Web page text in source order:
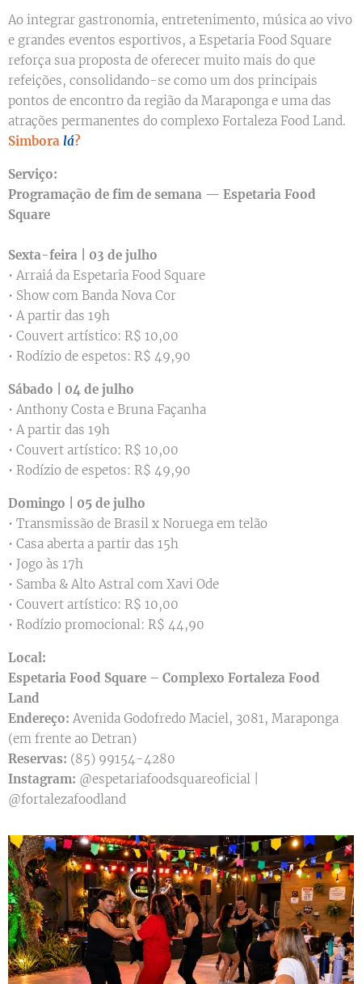
Ao integrar gastronomia, entretenimento, música ao vivo
e grandes eventos esportivos, a Espetaria Food Square
reforça sua proposta de oferecer muito mais do que
refeições, consolidando-se como um dos principais
pontos de encontro da região da Maraponga e uma das
atrações permanentes do complexo Fortaleza Food Land.
Simbora lá?
Serviço:
Programação de fim de semana — Espetaria Food
Square
Sexta-feira | 03 de julho
• Arraiá da Espetaria Food Square
• Show com Banda Nova Cor
• A partir das 19h
• Couvert artístico: R$ 10,00
• Rodízio de espetos: R$ 49,90
Sábado | 04 de julho
• Anthony Costa e Bruna Façanha
• A partir das 19h
• Couvert artístico: R$ 10,00
• Rodízio de espetos: R$ 49,90
Domingo | 05 de julho
• Transmissão de Brasil x Noruega em telão
• Casa aberta a partir das 15h
• Jogo às 17h
• Samba & Alto Astral com Xavi Ode
• Couvert artístico: R$ 10,00
• Rodízio promocional: R$ 44,90
Local:
Espetaria Food Square – Complexo Fortaleza Food
Land
Endereço: Avenida Godofredo Maciel, 3081, Maraponga
(em frente ao Detran)
Reservas: (85) 99154-4280
Instagram: @espetariafoodsquareoficial |
@fortalezafoodland